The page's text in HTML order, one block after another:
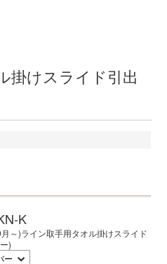
掛けスライド引出
K
～)ライン取手用タオル掛けスライド
)